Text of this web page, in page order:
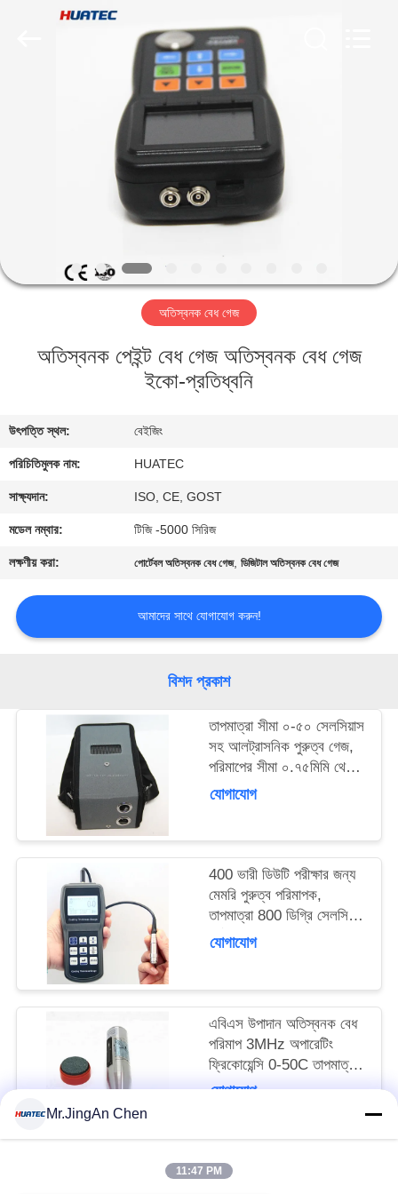
কারখানা
যোগাযোগ
করুন
উদ্ধৃতির
আবেদন
ম্যাপ
PRIVACY
POLICY
অতিস্বনক বেধ গেজ
অতিস্বনক পেইন্ট বেধ গেজ অতিস্বনক বেধ গেজ
ইকো-প্রতিধ্বনি
উৎপত্তি স্থল: বেইজিং
পরিচিতিমুলক নাম: HUATEC
সাক্ষ্যদান: ISO, CE, GOST
মডেল নম্বার: টিজি -5000 সিরিজ
লক্ষণীয় করা: পোর্টেবল অতিস্বনক বেধ গেজ,ডিজিটাল অতিস্বনক বেধ গেজ
আমাদের সাথে যোগাযোগ করুন!
বিশদ প্রকাশ
তাপমাত্রা সীমা ০-৫০ সেলসিয়াস
সহ আলট্রাসনিক পুরুত্ব গেজ,
পরিমাপের সীমা ০.৭৫মিমি থেকে
৩০০মিমি এবং পরীক্ষার গভীরতা
যোগাযোগ
400 ভারী ডিউটি পরীক্ষার জন্য
মেমরি পুরুত্ব পরিমাপক,
তাপমাত্রা 800 ডিগ্রি সেলসিয়াস
পর্যন্ত
যোগাযোগ
এবিএস উপাদান অতিস্বনক বেধ
পরিমাপ 3MHz অপারেটিং
ফ্রিকোয়েন্সি 0-50C তাপমাত্রা
পরিসীমা সঠিক বেধ রিডিং জন্য
যোগাযোগ
Mr.JingAn Chen
11:47 PM